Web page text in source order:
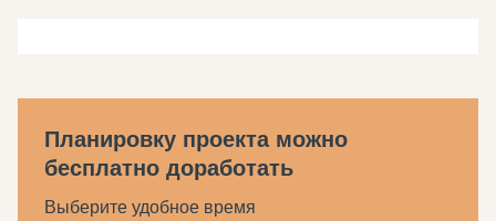
Планировку проекта можно
бесплатно доработать
Выберите удобное время